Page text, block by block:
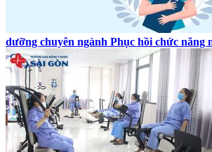
dưỡng chuyên ngành Phục hồi chức năng